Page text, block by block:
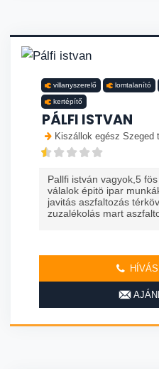
villanyszerelő lomtalanító
kertépítő
PÁLFI ISTVAN
Kiszállok egész Szeged
Pallfi istván vagyok,5
válalok épitö ipar
javitás aszfaltozás
zuzalékolás mart